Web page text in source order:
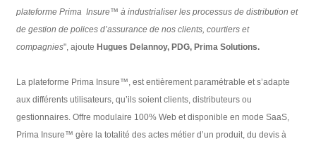
plateforme Prima Insure™ à industrialiser les processus de distribution et
de gestion de polices d’assurance de nos clients, courtiers et
compagnies", ajouteHugues Delannoy, PDG, Prima Solutions.
La plateforme Prima Insure™, est entièrement paramétrable et s’adapte
aux différents utilisateurs, qu’ils soient clients, distributeurs ou
gestionnaires. Offre modulaire 100% Web et disponible en mode SaaS,
Prima Insure™ gère la totalité des actes métier d’un produit, du devis à